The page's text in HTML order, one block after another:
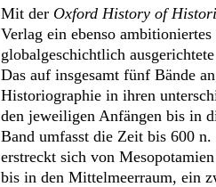
Mit der Oxford History of
Verlag ein ebenso
globalgeschichtlich
Das auf insgesamt fünf Bände
Historiographie in ihren
den jeweiligen Anfängen bis in
Band umfasst die Zeit bis 600
erstreckt sich von
bis in den Mittelmeerraum, ein